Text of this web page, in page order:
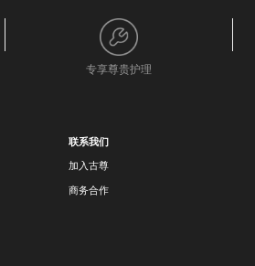
专享尊贵护理
联系我们
加入古尊
商务合作